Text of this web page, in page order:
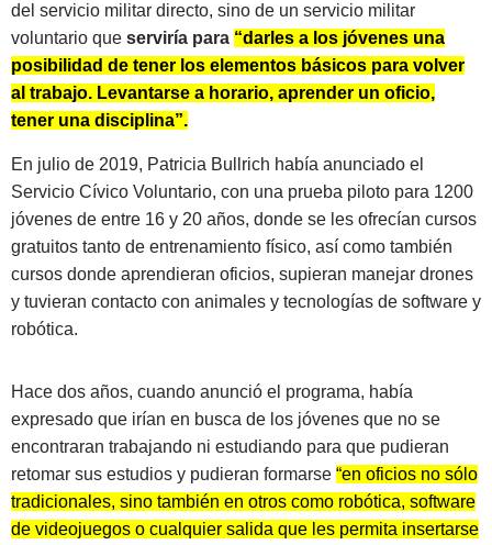
del servicio militar directo, sino de un servicio militar
voluntario que serviría para “darles a los jóvenes una
posibilidad de tener los elementos básicos para volver
al trabajo. Levantarse a horario, aprender un oficio,
tener una disciplina”.
En julio de 2019, Patricia Bullrich había anunciado el
Servicio Cívico Voluntario, con una prueba piloto para 1200
jóvenes de entre 16 y 20 años, donde se les ofrecían cursos
gratuitos tanto de entrenamiento físico, así como también
cursos donde aprendieran oficios, supieran manejar drones
y tuvieran contacto con animales y tecnologías de software y
robótica.
Hace dos años, cuando anunció el programa, había
expresado que irían en busca de los jóvenes que no se
encontraran trabajando ni estudiando para que pudieran
retomar sus estudios y pudieran formarse “en oficios no sólo
tradicionales, sino también en otros como robótica, software
de videojuegos o cualquier salida que les permita insertarse